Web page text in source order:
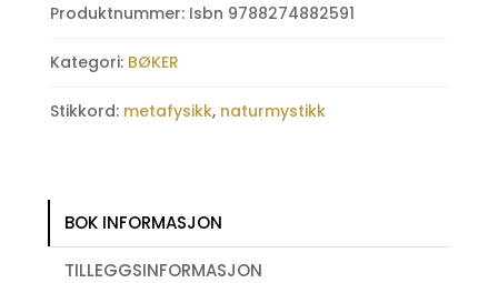
Produktnummer: Isbn 9788274882591
Kategori: BØKER
Stikkord: metafysikk, naturmystikk
BOK INFORMASJON
TILLEGGSINFORMASJON